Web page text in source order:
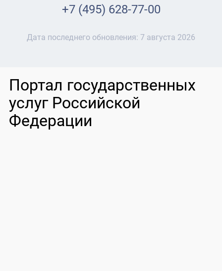
+7 (495) 628-77-00
Дата последнего обновления: 7 августа 2026
Портал государственных
услуг Российской
Федерации